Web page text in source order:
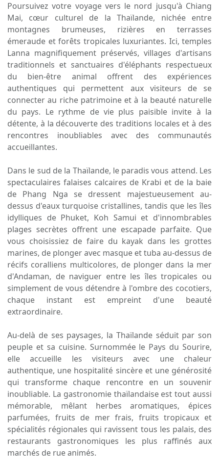
Poursuivez votre voyage vers le nord jusqu'à Chiang
Mai, cœur culturel de la Thaïlande, nichée entre
montagnes brumeuses, rizières en terrasses
émeraude et forêts tropicales luxuriantes. Ici, temples
Lanna magnifiquement préservés, villages d'artisans
traditionnels et sanctuaires d'éléphants respectueux
du bien-être animal offrent des expériences
authentiques qui permettent aux visiteurs de se
connecter au riche patrimoine et à la beauté naturelle
du pays. Le rythme de vie plus paisible invite à la
détente, à la découverte des traditions locales et à des
rencontres inoubliables avec des communautés
accueillantes.
Dans le sud de la Thaïlande, le paradis vous attend. Les
spectaculaires falaises calcaires de Krabi et de la baie
de Phang Nga se dressent majestueusement au-
dessus d'eaux turquoise cristallines, tandis que les îles
idylliques de Phuket, Koh Samui et d'innombrables
plages secrètes offrent une escapade parfaite. Que
vous choisissiez de faire du kayak dans les grottes
marines, de plonger avec masque et tuba au-dessus de
récifs coralliens multicolores, de plonger dans la mer
d'Andaman, de naviguer entre les îles tropicales ou
simplement de vous détendre à l'ombre des cocotiers,
chaque instant est empreint d'une beauté
extraordinaire.
Au-delà de ses paysages, la Thaïlande séduit par son
peuple et sa cuisine. Surnommée le Pays du Sourire,
elle accueille les visiteurs avec une chaleur
authentique, une hospitalité sincère et une générosité
qui transforme chaque rencontre en un souvenir
inoubliable. La gastronomie thaïlandaise est tout aussi
mémorable, mêlant herbes aromatiques, épices
parfumées, fruits de mer frais, fruits tropicaux et
spécialités régionales qui ravissent tous les palais, des
restaurants gastronomiques les plus raffinés aux
marchés de rue animés.